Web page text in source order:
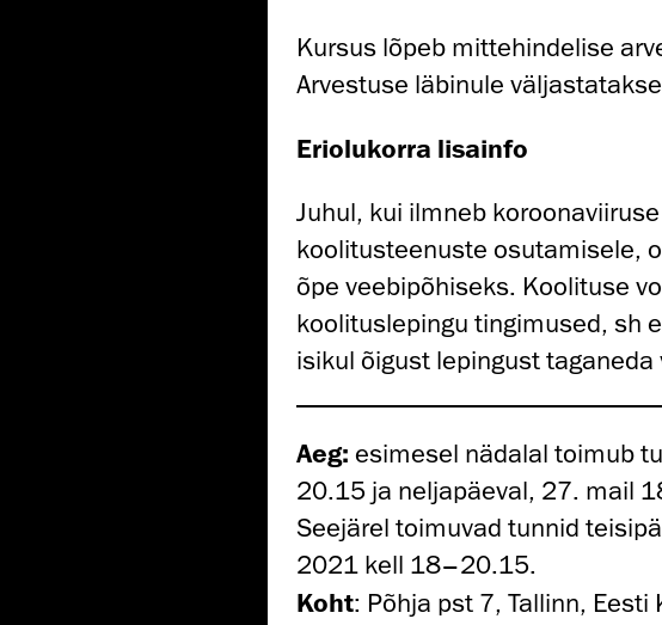
Kursus lõpeb mittehindelise
Arvestuse läbinule
Eriolukorra lisainfo
Juhul, kui ilmneb
koolitusteenuste osutamisele,
õpe veebipõhiseks. Koolituse
koolituslepingu tingimused, sh
isikul õigust lepingust taganeda
Aeg: esimesel nädalal toimub
20.15 ja neljapäeval, 27. mail
Seejärel toimuvad tunnid
2021 kell 18–20.15.
Koht: Põhja pst 7, Tallinn,